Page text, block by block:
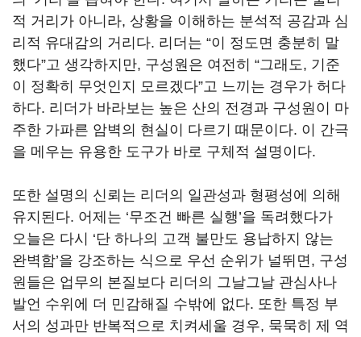
적 거리가 아니라, 상황을 이해하는 분석적 공감과 심
리적 유대감의 거리다. 리더는 “이 정도면 충분히 말
했다”고 생각하지만, 구성원은 여전히 “그래도, 기준
이 정확히 무엇인지 모르겠다”고 느끼는 경우가 허다
하다. 리더가 바라보는 높은 산의 전경과 구성원이 마
주한 가파른 암벽의 현실이 다르기 때문이다. 이 간극
을 메우는 유용한 도구가 바로 구체적 설명이다.
또한 설명의 신뢰는 리더의 일관성과 형평성에 의해
유지된다. 어제는 ‘무조건 빠른 실행’을 독려했다가
오늘은 다시 ‘단 하나의 고객 불만도 용납하지 않는
완벽함’을 강조하는 식으로 우선 순위가 널뛰면, 구성
원들은 업무의 본질보다 리더의 그날그날 관심사나
발언 수위에 더 민감해질 수밖에 없다. 또한 특정 부
서의 성과만 반복적으로 치켜세울 경우, 묵묵히 제 역